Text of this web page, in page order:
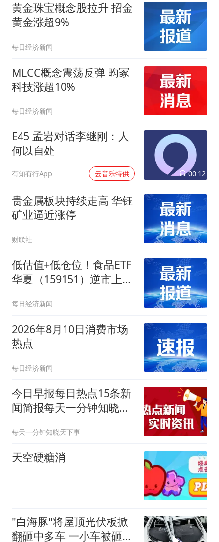
黄金珠宝概念股拉升 招金
黄金涨超9%
每日经济新闻
MLCC概念震荡反弹 昀冢
科技涨超10%
每日经济新闻
E45 孟岩对话李继刚：人
何以自处
有知有行App 云音乐特供 00:12
贵金属板块持续走高 华钰
矿业逼近涨停
财联社
低估值+低仓位！食品ETF
华夏（159151）逆市上
6涨停
每日经济新闻
2026年8月10日消费市场
热点
每日经济新闻
今日早报每日热点15条新
闻简报每天一分钟知晓天
每天一分钟知晓天下事
天空硬糖消
"白海豚"将屋顶光伏板掀
翻砸中多车 一小车被砸报